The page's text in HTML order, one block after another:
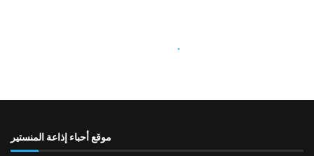
موقع أحباء إذاعة المنستير